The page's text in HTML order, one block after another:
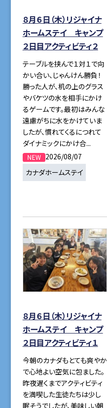
８月６日（木）リジャイナ
ホームステイ キャンプ
２日目アクティビティ２
テーブルを挟んで１対１で向
かい合い、じゃんけん勝負！
勝った人が、机の上のグラス
やバケツの水を相手にかけ
るゲームです。最初はみんな
遠慮がちに水をかけていま
したが、慣れてくるにつれて
ダイナミックにかけ合...
2026/08/07
カナダホームステイ
８月６日（木）リジャイナ
ホームステイ キャンプ
２日目アクティビティ１
今朝のカナダもとても爽やか
で心地よい空気に包ました。
昨夜遅くまでアクティビティ
を満喫した生徒たちは少し
眠そうでしたが、美味しい朝